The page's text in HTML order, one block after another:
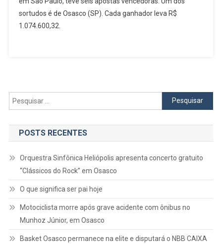
Dividem
Prêmio
Dos
sortudos é de Osasco (SP). Cada ganhador leva R$
1.074.600,32.
Pesquisar
por:
POSTS RECENTES
Orquestra Sinfônica Heliópolis apresenta concerto gratuito
“Clássicos do Rock” em Osasco
O que significa ser pai hoje
Motociclista morre após grave acidente com ônibus no
Munhoz Júnior, em Osasco
Basket Osasco permanece na elite e disputará o NBB CAIXA